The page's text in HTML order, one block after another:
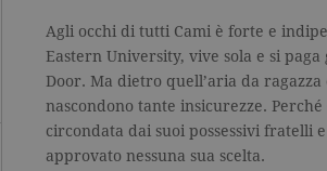
Agli occhi di tutti Cami è forte e
Eastern University, vive sola e si
Door. Ma dietro quell’aria da
nascondono tante insicurezze.
circondata dai suoi possessivi fratelli
approvato nessuna sua scelta.